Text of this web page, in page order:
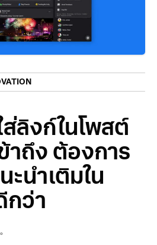
ส่ลิงก์ในโพสต์
าถึง ต้องการ
ะนำเติมใน
กว่า